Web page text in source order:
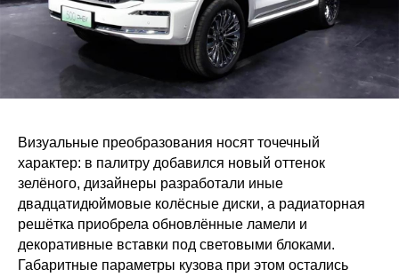
Визуальные преобразования носят точечный
характер: в палитру добавился новый оттенок
зелёного, дизайнеры разработали иные
двадцатидюймовые колёсные диски, а радиаторная
решётка приобрела обновлённые ламели и
декоративные вставки под световыми блоками.
Габаритные параметры кузова при этом остались